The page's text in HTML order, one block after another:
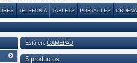
TELEFONIA TABLETS PORTATILES
Está en: GAMEPAD
5 productos